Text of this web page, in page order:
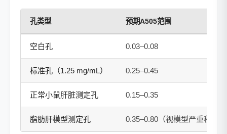
孔类型 预期A505范围
空白孔 0.03–0.08
标准孔（1.25 mg/mL） 0.25–0.45
正常小鼠肝脏测定孔 0.15–0.35
脂肪肝模型测定孔 0.35–0.80（视模型严重程度）